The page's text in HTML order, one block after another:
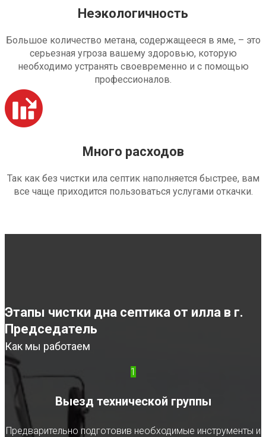
Неэкологичность
Большое количество метана, содержащееся в яме, – это
серьезная угроза вашему здоровью, которую
необходимо устранять своевременно и с помощью
профессионалов.
Много расходов
Так как без чистки ила септик наполняется быстрее, вам
все чаще приходится пользоваться услугами откачки.
Этапы чистки дна септика от илла в г.
Председатель
Как мы работаем
1
Выезд технической группы
Предварительно подготовив необходимые инструменты и